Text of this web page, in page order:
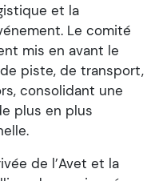
et la
Le comité
mis en avant le
piste, de transport,
consolidant une
plus en plus
de l’Avet et la